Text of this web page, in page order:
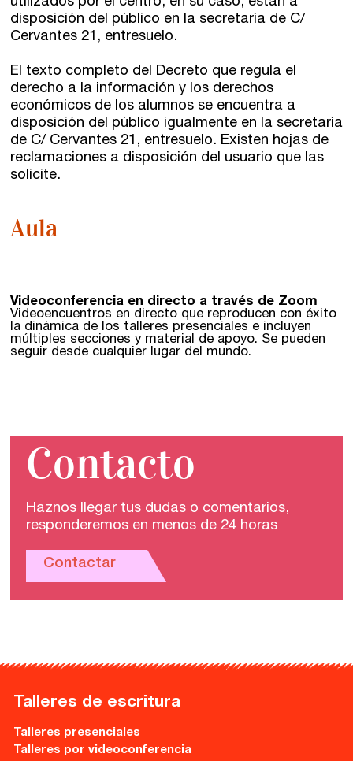
disposición del público en la secretaría de C/
Cervantes 21, entresuelo.
El texto completo del Decreto que regula el
derecho a la información y los derechos
económicos de los alumnos se encuentra a
disposición del público igualmente en la secretaría
de C/ Cervantes 21, entresuelo. Existen hojas de
reclamaciones a disposición del usuario que las
solicite.
Aula
Videoconferencia en directo a través de Zoom
Videoencuentros en directo que reproducen con éxito
la dinámica de los talleres presenciales e incluyen
múltiples secciones y material de apoyo. Se pueden
seguir desde cualquier lugar del mundo.
Contacto
Haznos llegar tus dudas o comentarios,
responderemos en menos de 24 horas
Contactar
Talleres de escritura
Talleres presenciales
Talleres por videoconferencia